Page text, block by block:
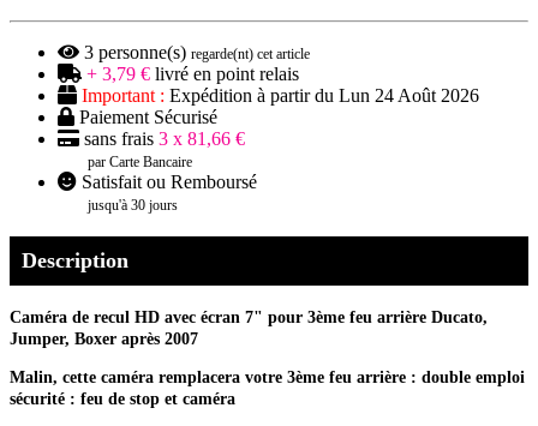
3 personne(s) regarde(nt) cet article
+ 3,79 € livré en point relais
Important : Expédition à partir du Lun 24 Août 2026
Paiement Sécurisé
sans frais 3 x 81,66 €
par Carte Bancaire
Satisfait ou Remboursé
jusqu'à 30 jours
Description
Caméra de recul HD avec écran 7" pour 3ème feu arrière Ducato,
Jumper, Boxer après 2007
Malin, cette caméra remplacera votre 3ème feu arrière : double emploi
sécurité : feu de stop et caméra